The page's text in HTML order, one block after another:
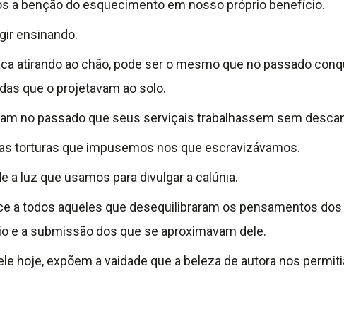
a benção do esquecimento em nosso próprio benefício.
ensinando.
atirando ao chão, pode ser o mesmo que no passado
que o projetavam ao solo.
no passado que seus serviçais trabalhassem sem
torturas que impusemos nos que escravizávamos.
a luz que usamos para divulgar a calúnia.
a todos aqueles que desequilibraram os pensamentos
e a submissão dos que se aproximavam dele.
hoje, expõem a vaidade que a beleza de autora nos